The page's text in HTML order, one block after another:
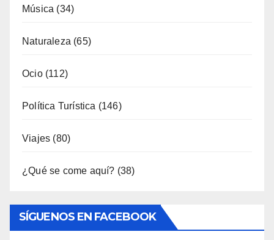
(34)
(65)
(112)
(146)
Viajes (80)
¿Qué se come aquí? (38)